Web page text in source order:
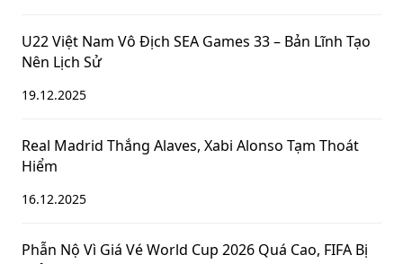
U22 Việt Nam Vô Địch SEA Games 33 – Bản Lĩnh Tạo
Nên Lịch Sử
19.12.2025
Real Madrid Thắng Alaves, Xabi Alonso Tạm Thoát
Hiểm
16.12.2025
Phẫn Nộ Vì Giá Vé World Cup 2026 Quá Cao, FIFA Bị